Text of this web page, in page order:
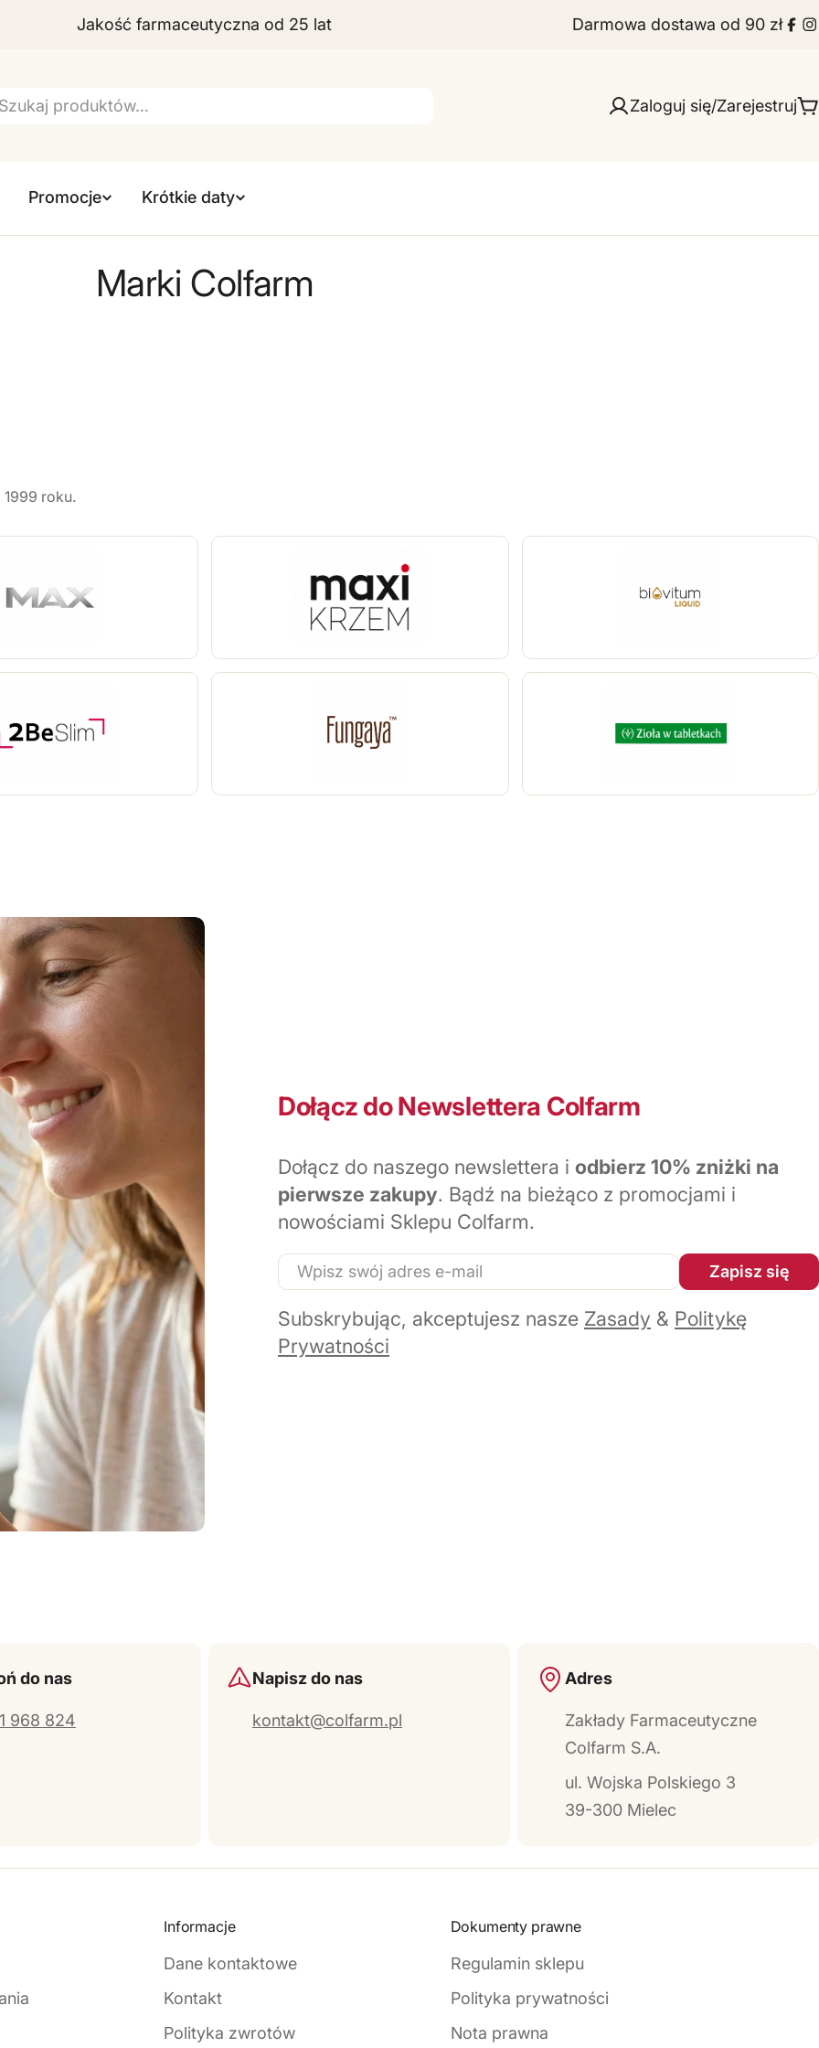
Jakość farmaceutyczna od 25 lat Darmowa dostawa od 90 zł
Zaloguj się/Zarejestruj
Promocje Krótkie daty
Marki Colfarm
roku.
Dołącz do Newslettera Colfarm
Dołącz do naszego newslettera i odbierz 10% zniżki na
pierwsze zakupy. Bądź na bieżąco z promocjami i
nowościami Sklepu Colfarm.
E-
mail
Zapisz się
Subskrybując, akceptujesz nasze Zasady & Politykę
Prywatności
do nas
968 824
Napisz do nas
kontakt@colfarm.pl
Adres
Zakłady Farmaceutyczne
Colfarm S.A.
ul. Wojska Polskiego 3
39-300 Mielec
Informacje
Dane kontaktowe
Kontakt
Polityka zwrotów
Dokumenty prawne
Regulamin sklepu
Polityka prywatności
Nota prawna